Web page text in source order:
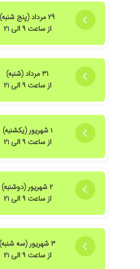
۲۹ مرداد (پنج شنبه)
از ساعت ۹ الی ۲۱
۳۱ مرداد (شنبه)
از ساعت ۹ الی ۲۱
۱ شهریور (یکشنبه)
از ساعت ۹ الی ۲۱
۲ شهریور (دوشنبه)
از ساعت ۹ الی ۲۱
۳ شهریور (سه شنبه)
از ساعت ۹ الی ۲۱